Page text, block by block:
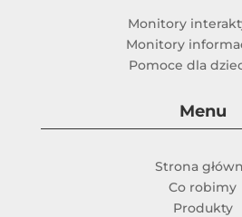
Monitory
Monitory
Pomoce dla
Menu
Strona
Co robimy
Produkty